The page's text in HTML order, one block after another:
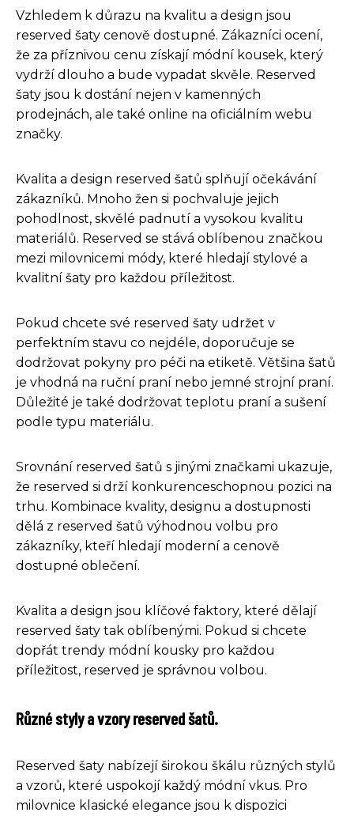
Vzhledem k důrazu na kvalitu a design jsou
reserved šaty cenově dostupné. Zákazníci ocení,
že za příznivou cenu získají módní kousek, který
vydrží dlouho a bude vypadat skvěle. Reserved
šaty jsou k dostání nejen v kamenných
prodejnách, ale také online na oficiálním webu
značky.
Kvalita a design reserved šatů splňují očekávání
zákazníků. Mnoho žen si pochvaluje jejich
pohodlnost, skvělé padnutí a vysokou kvalitu
materiálů. Reserved se stává oblíbenou značkou
mezi milovnicemi módy, které hledají stylové a
kvalitní šaty pro každou příležitost.
Pokud chcete své reserved šaty udržet v
perfektním stavu co nejdéle, doporučuje se
dodržovat pokyny pro péči na etiketě. Většina šatů
je vhodná na ruční praní nebo jemné strojní praní.
Důležité je také dodržovat teplotu praní a sušení
podle typu materiálu.
Srovnání reserved šatů s jinými značkami ukazuje,
že reserved si drží konkurenceschopnou pozici na
trhu. Kombinace kvality, designu a dostupnosti
dělá z reserved šatů výhodnou volbu pro
zákazníky, kteří hledají moderní a cenově
dostupné oblečení.
Kvalita a design jsou klíčové faktory, které dělají
reserved šaty tak oblíbenými. Pokud si chcete
dopřát trendy módní kousky pro každou
příležitost, reserved je správnou volbou.
Různé styly a vzory reserved šatů.
Reserved šaty nabízejí širokou škálu různých stylů
a vzorů, které uspokojí každý módní vkus. Pro
milovnice klasické elegance jsou k dispozici